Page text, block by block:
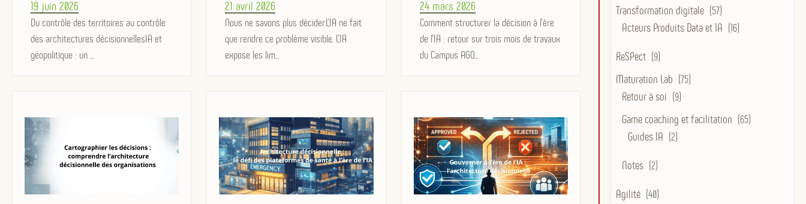
Posted
on
19 juin 2026
Du contrôle des territoires au contrôle
des architectures décisionnellesIA et
géopolitique : un ...
Posted
on
21 avril 2026
Nous ne savons plus décider.L’IA ne fait
que rendre ce problème visible. L’IA
expose les lim...
Posted
on
24 mars 2026
Comment structurer la décision à l’ère
de l’IA : retour sur trois mois de travaux
du Campus AGO...
Transformation digitale (57)
Acteurs Produits Data et IA (16)
ReSPect (9)
Maturation Lab (75)
Retour à soi (9)
Game coaching et facilitation (65)
Guides IA (2)
Notes (2)
Agilité (40)